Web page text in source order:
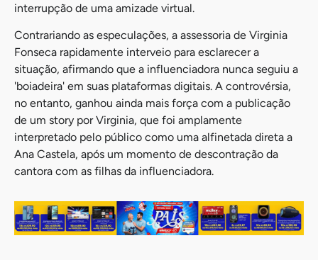
interrupção de uma amizade virtual.
Contrariando as especulações, a assessoria de Virginia
Fonseca rapidamente interveio para esclarecer a
situação, afirmando que a influenciadora nunca seguiu a
'boiadeira' em suas plataformas digitais. A controvérsia,
no entanto, ganhou ainda mais força com a publicação
de um story por Virginia, que foi amplamente
interpretado pelo público como uma alfinetada direta a
Ana Castela, após um momento de descontração da
cantora com as filhas da influenciadora.